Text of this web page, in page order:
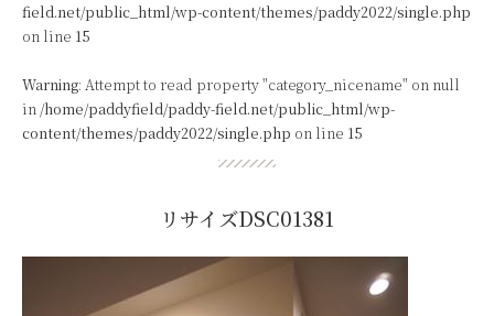
field.net/public_html/wp-content/themes/paddy2022/single.php
on line 15
Warning: Attempt to read property "category_nicename" on null
in /home/paddyfield/paddy-field.net/public_html/wp-
content/themes/paddy2022/single.php on line 15
リサイズDSC01381